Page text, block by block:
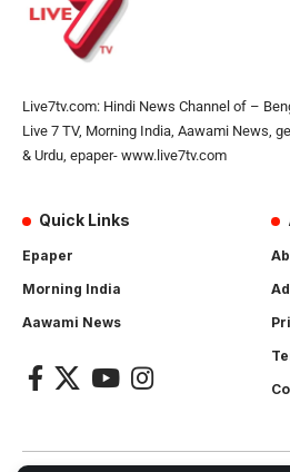
Live7tv.com: Hindi News Channel of –
Live 7 TV, Morning India, Aawami News,
& Urdu, epaper- www.live7tv.com
Quick Links
Epaper
Morning India
Aawami News